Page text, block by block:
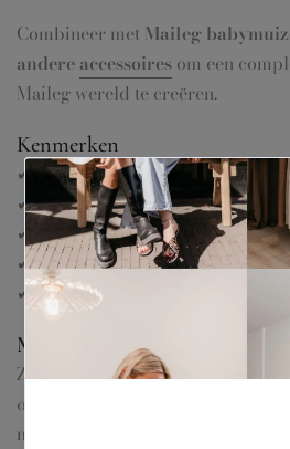
Combineer met Maileg
andere accessoires om een
Maileg wereld te creëren.
Kenmerken
✔ Origineel Maileg accessoire
✔ Miniatuur baby potje voor
✔ Perfect voor Maileg
✔ Klassiek Maileg ontwerp
✔ Stimuleert fantasierijk spel
Materiaal & kwaliteit
Zoals je vanMaileggewend bent,
ontworpen met oog voor detail en
materialen.